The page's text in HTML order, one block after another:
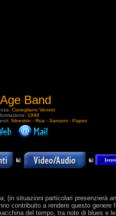
Band
Conegliano Veneto
1998
Silvestrin - Rua - Sansoni - Papes
.
(in situazioni particolari presenzierà
contribuito a rendere questo genere
del tempo, tra note di blues e